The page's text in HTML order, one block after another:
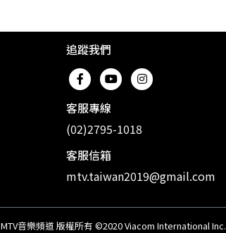
追蹤我們
客服專線
(02)2795-1018
客服信箱
mtv.taiwan2019@gmail.com
MTV音樂頻道 版權所有 ©2020 Viacom International